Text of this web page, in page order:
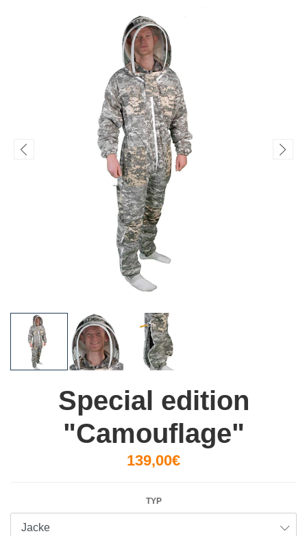
Special edition
"Camouflage"
139,00€
TYP